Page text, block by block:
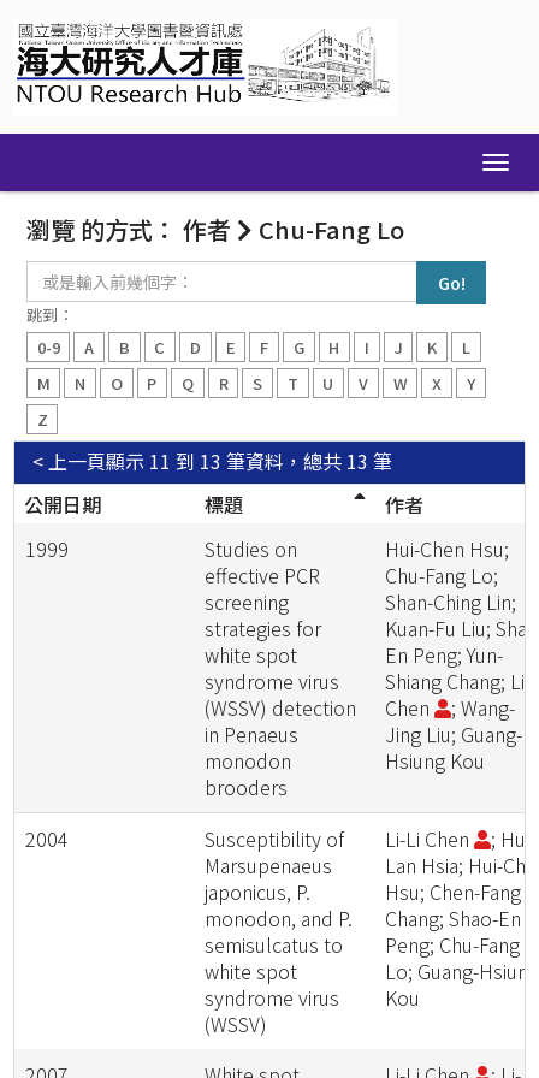
navigation
瀏覽 的方式： 作者 Chu-Fang Lo
入
前
幾
個
跳到：
0-9
A B C D E F G H I J K
L
M
N O P Q R S T U V W X
Y
Z
顯示 11 到 13 筆資料，總共 13 筆
< 上一頁
公開日期
標題
作者
1999
Studies on
effective PCR
screening
strategies for
white spot
syndrome virus
(WSSV) detection
in Penaeus
monodon
brooders
Hui-Chen Hsu;
Chu-Fang Lo;
Shan-Ching Lin;
Kuan-Fu Liu;
En Peng; Yun-
Shiang Chang; Li-
Chen
; Wang-
Jing Liu; Guang-
Hsiung Kou
2004
Susceptibility of
Marsupenaeus
japonicus, P.
monodon, and P.
semisulcatus to
white spot
syndrome virus
(WSSV)
Li-Li Chen
; Hui-
Lan Hsia; Hui-
Hsu; Chen-Fang
Chang; Shao-En
Peng; Chu-Fang
Lo; Guang-Hsiung
Kou